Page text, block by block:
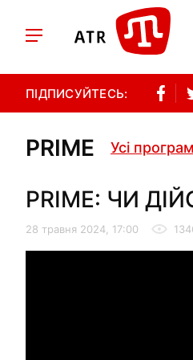
ПІДПИСУЙТЕСЬ:
PRIME Усі
PRIME: ЧИ
28 травня 2024, 17:00